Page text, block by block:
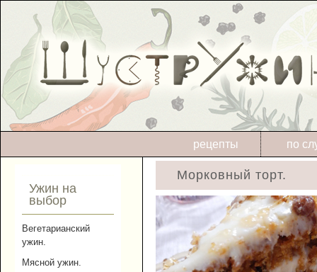
по
рецепты
Ужин на
выбор
Вегетарианский
ужин.
Мясной ужин.
Морковный торт.